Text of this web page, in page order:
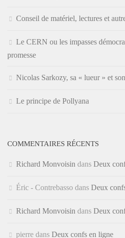
Conseil de matériel, lectures et
Le CERN ou les impasses
promesse
Nicolas Sarkozy, sa « lueur » et
Le principe de Pollyana
COMMENTAIRES RÉCENTS
Richard Monvoisin dans Deux
Éric - Contrebasso dans Deux
Richard Monvoisin dans Deux
pierre dans Deux confs en ligne